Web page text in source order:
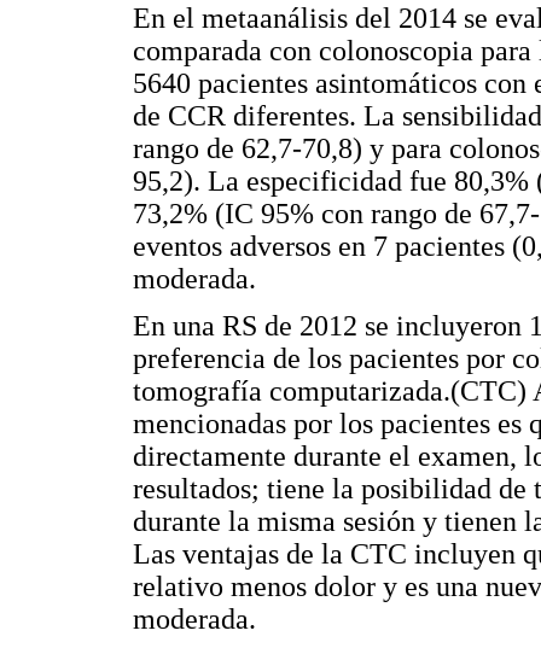
En el metaanálisis del 2014 se
comparada con colonoscopia
5640 pacientes asintomáticos con
de CCR diferentes. La
rango de 62,7-70,8) y para
95,2). La especificidad fue 80,3%
73,2% (IC 95% con rango de
eventos adversos en 7 pacientes
moderada.
En una RS de 2012 se incluyeron
preferencia de los pacientes por
tomografía computarizada.(CTC)
mencionadas por los pacientes es
directamente durante el examen,
resultados; tiene la posibilidad
durante la misma sesión y tienen
Las ventajas de la CTC incluyen
relativo menos dolor y es una
moderada.